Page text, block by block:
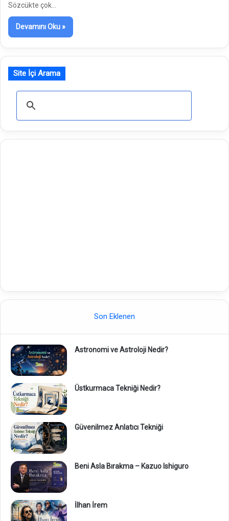
Sözcükte çok…
Devamını Oku »
Site İçi Arama
Son Eklenen
Astronomi ve Astroloji Nedir?
Üstkurmaca Tekniği Nedir?
Güvenilmez Anlatıcı Tekniği
Beni Asla Bırakma – Kazuo Ishiguro
İlhan İrem